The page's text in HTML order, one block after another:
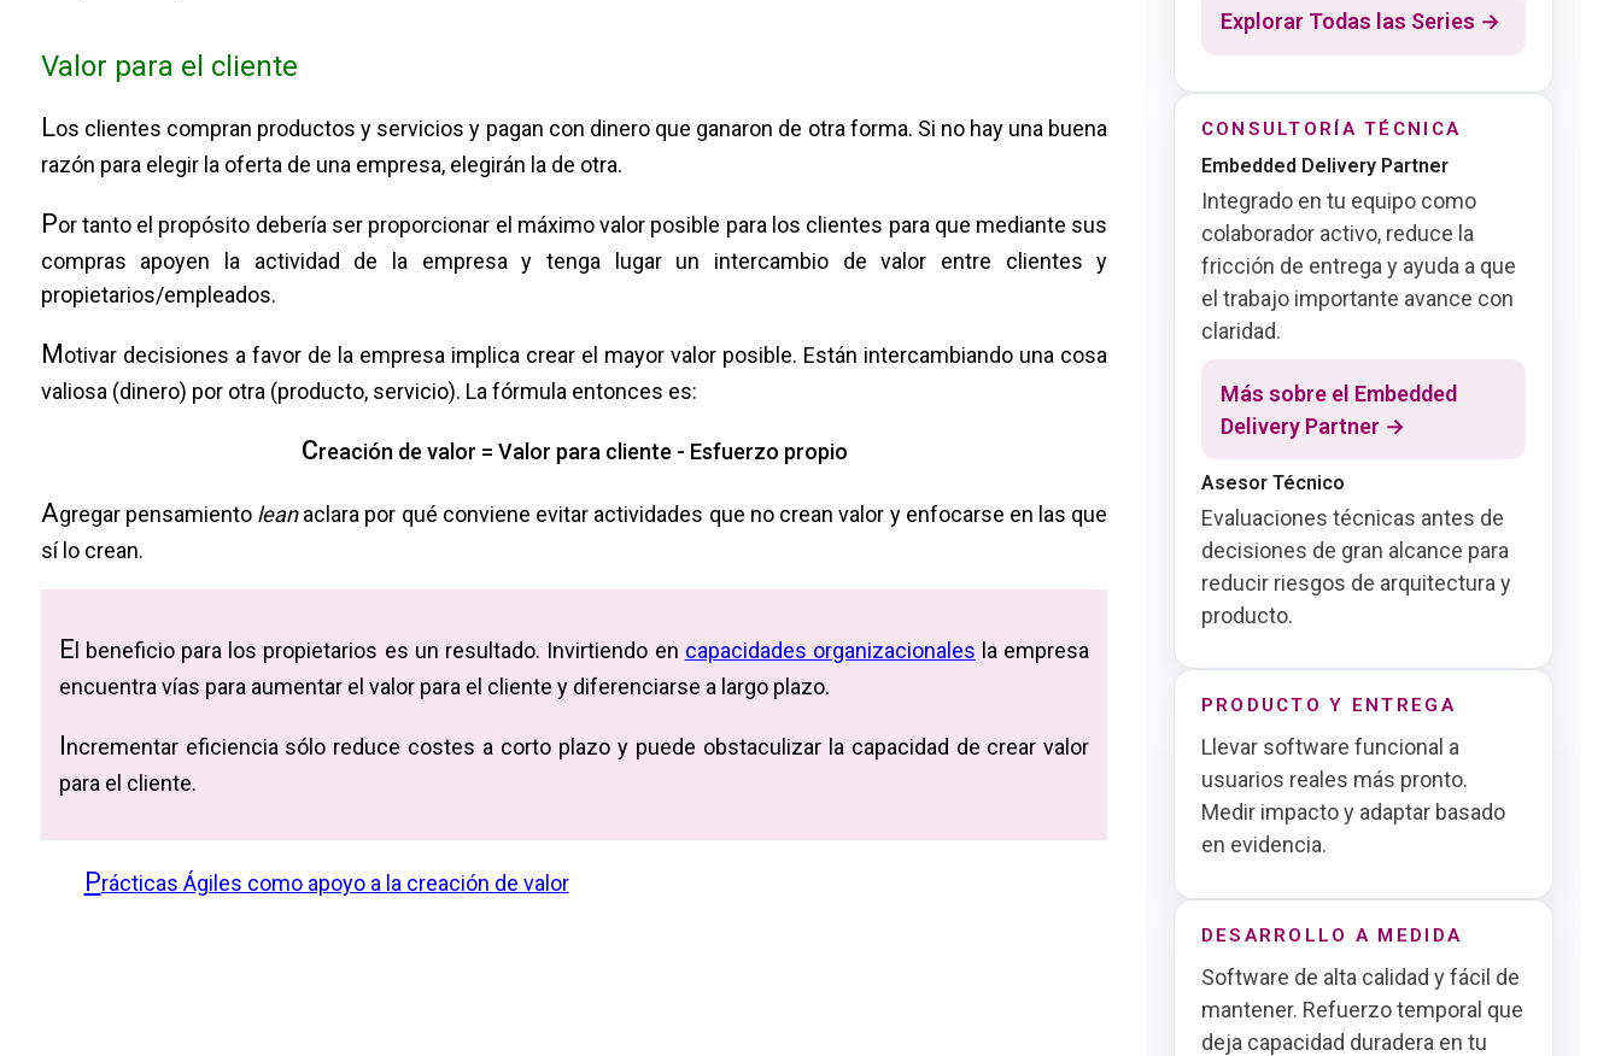
Valor para el cliente
Los clientes compran productos y servicios y pagan con dinero que ganaron de otra forma. Si no hay una buena
razón para elegir la oferta de una empresa, elegirán la de otra.
Por tanto el propósito debería ser proporcionar el máximo valor posible para los clientes para que mediante sus
compras apoyen la actividad de la empresa y tenga lugar un intercambio de valor entre clientes y
propietarios/empleados.
Motivar decisiones a favor de la empresa implica crear el mayor valor posible. Están intercambiando una cosa
valiosa (dinero) por otra (producto, servicio). La fórmula entonces es:
Creación de valor = Valor para cliente - Esfuerzo propio
Agregar pensamiento leanaclara por qué conviene evitar actividades que no crean valor y enfocarse en las que
sí lo crean.
E l beneficio para los propietarios es un resultado. Invirtiendo en capacidades organizacionales la empresa
encuentra vías para aumentar el valor para el cliente y diferenciarse a largo plazo.
Incrementar eficiencia sólo reduce costes a corto plazo y puede obstaculizar la capacidad de crear valor
para el cliente.
Prácticas Ágiles como apoyo a la creación de valor
Explorar Todas las Series →
CONSULTORÍA TÉCNICA
Embedded Delivery Partner
Integrado en tu equipo como
colaborador activo, reduce la
fricción de entrega y ayuda a que
el trabajo importante avance con
claridad.
Más sobre el Embedded
Delivery Partner →
Asesor Técnico
Evaluaciones técnicas antes de
decisiones de gran alcance para
reducir riesgos de arquitectura y
producto.
PRODUCTO Y ENTREGA
Llevar software funcional a
usuarios reales más pronto.
Medir impacto y adaptar basado
en evidencia.
DESARROLLO A MEDIDA
Software de alta calidad y fácil de
mantener. Refuerzo temporal que
deja capacidad duradera en tu